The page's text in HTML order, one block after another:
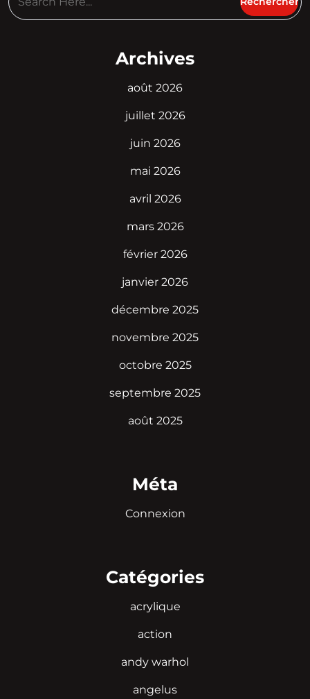
Archives
août 2026
juillet 2026
juin 2026
mai 2026
avril 2026
mars 2026
février 2026
janvier 2026
décembre 2025
novembre 2025
octobre 2025
septembre 2025
août 2025
Méta
Connexion
Catégories
acrylique
action
andy warhol
angelus